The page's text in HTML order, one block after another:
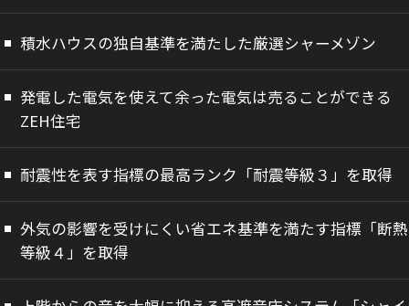
積水ハウスの独自基準を満たした厳選シャーメゾン
発電した電気を使えて余った電気は売ることができる
ZEH住宅
耐震性を表す指標の最高ランク「耐震等級３」を取得
外気の影響を受けにくい省エネ基準を満たす指標「断熱
等級４」を取得